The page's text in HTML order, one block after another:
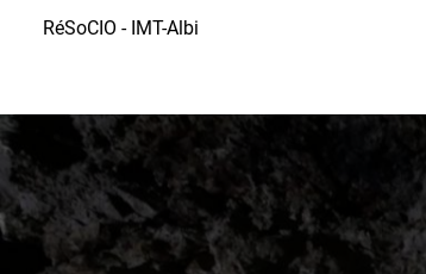
RéSoCIO - IMT-Albi